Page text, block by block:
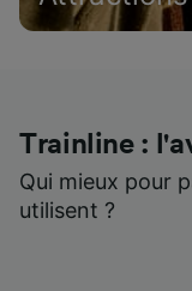
Trainline :
Qui mieux pour
utilisent ?